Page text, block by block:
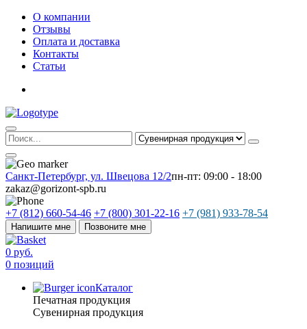
О компании
Отзывы
Оплата и доставка
Контакты
Статьи
Санкт-Петербург, ул. Швецова 12/2пн-пт: 09:00 - 18:00
zakaz@gorizont-spb.ru
+7 (812) 660-54-46 +7 (800) 301-22-16 +7 (981) 933-78-54
Напишите мне Позвоните мне
0 руб.
0 позиций
Каталог
Печатная продукция
Сувенирная продукция